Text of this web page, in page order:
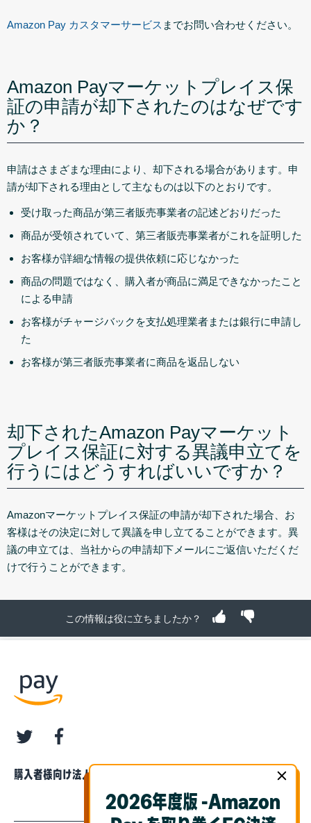
Amazon Pay カスタマーサービス までお問い合わせください。
Amazon Payマーケットプレイス保
証の申請が却下されたのはなぜです
か？
申請はさまざまな理由により、却下される場合があります。申
請が却下される理由として主なものは以下のとおりです。
受け取った商品が第三者販売事業者の記述どおりだった
商品が受領されていて、第三者販売事業者がこれを証明した
お客様が詳細な情報の提供依頼に応じなかった
商品の問題ではなく、購入者が商品に満足できなかったこと
による申請
お客様がチャージバックを支払処理業者または銀行に申請し
た
お客様が第三者販売事業者に商品を返品しない
却下されたAmazon Payマーケット
プレイス保証に対する異議申立てを
行うにはどうすればいいですか？
Amazonマーケットプレイス保証の申請が却下された場合、お
客様はその決定に対して異議を申し立てることができます。異
議の申立ては、当社からの申請却下メールにご返信いただくだ
けで行うことができます。
この情報は役に立ちましたか？
購入者様向け法人・企業様向け
twitter facebook
2026年度版 -Amazon